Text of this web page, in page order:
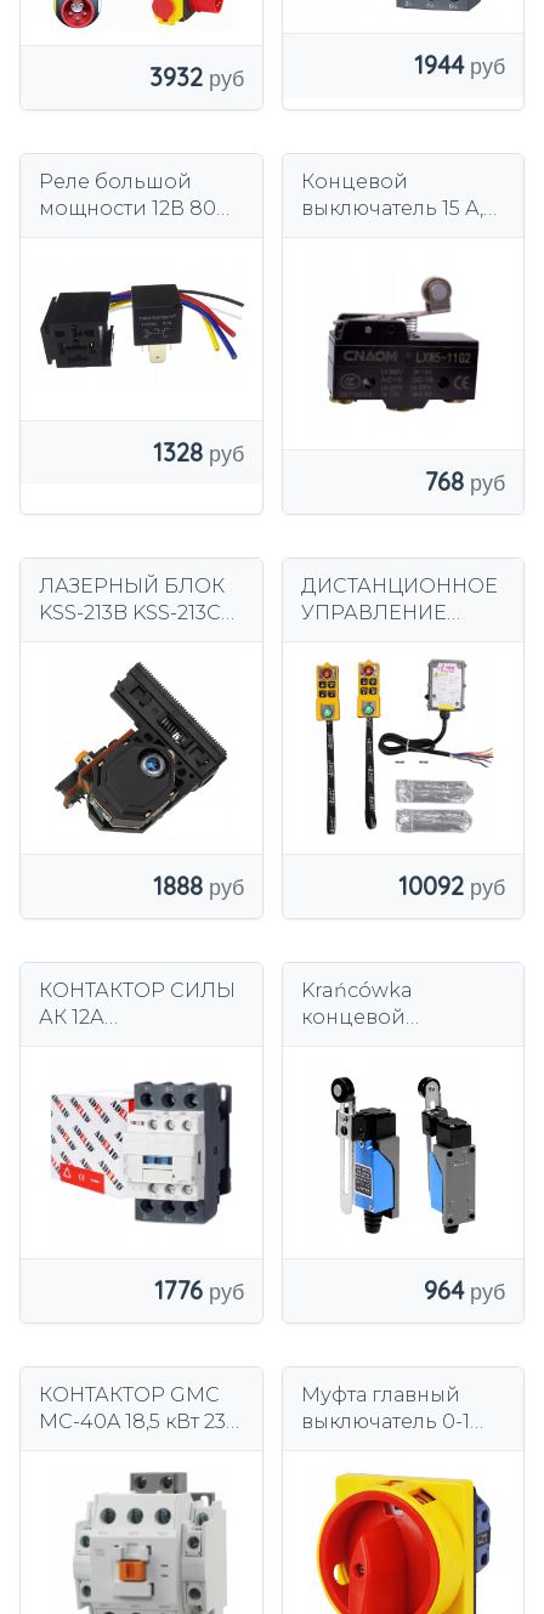
3932 1944
Реле большой
мощности 12В 80А
1328
Концевой
выключатель 15 А,
LXW5-11G2 с
рычагом 40 мм,
концевой
выключатель с
роликом
768
ЛАЗЕРНЫЙ БЛОК
KSS-213B KSS-213C
1888
ДИСТАНЦИОННОЕ
УПРАВЛЕНИЕ
ДИСТАНЦИОННОЕ
УПРАВЛЕНИЕ
КРАНОМ 24В
постоянного тока
10092
КОНТАКТОР СИЛЫ
АК 12А
АК 3П 1НО 1НК
1776
Krańcówka
концевой
8108
ОРИГИНАЛЬНЫЙ
964
КОНТАКТОР GMC
MC-40A 18,5 кВт 230
40A НО+НЗ НОВЫЙ
ШАНС
Муфта главный
выключатель 0-1
кулачковый